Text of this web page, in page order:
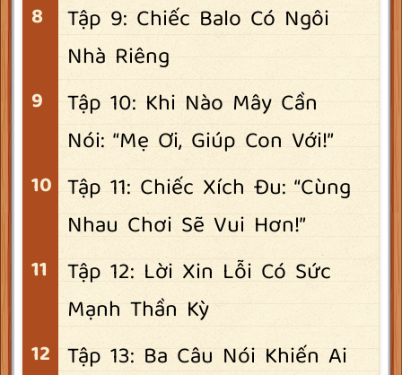
Tập 9: Chiếc Balo Có Ngôi
Nhà Riêng
Tập 10: Khi Nào Mây Cần
Nói: “Mẹ Ơi, Giúp Con Với!”
Tập 11: Chiếc Xích Đu: “Cùng
Nhau Chơi Sẽ Vui Hơn!”
Tập 12: Lời Xin Lỗi Có Sức
Mạnh Thần Kỳ
Tập 13: Ba Câu Nói Khiến Ai